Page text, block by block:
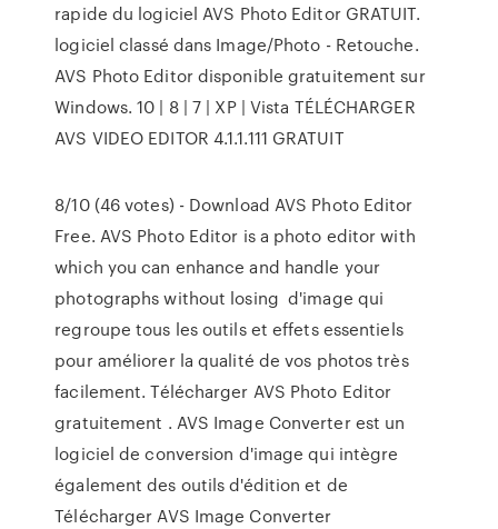
rapide du logiciel AVS Photo Editor GRATUIT.
logiciel classé dans Image/Photo - Retouche.
AVS Photo Editor disponible gratuitement sur
Windows. 10 | 8 | 7 | XP | Vista TÉLÉCHARGER
AVS VIDEO EDITOR 4.1.1.111 GRATUIT
8/10 (46 votes) - Download AVS Photo Editor
Free. AVS Photo Editor is a photo editor with
which you can enhance and handle your
photographs without losing d'image qui
regroupe tous les outils et effets essentiels
pour améliorer la qualité de vos photos très
facilement. Télécharger AVS Photo Editor
gratuitement . AVS Image Converter est un
logiciel de conversion d'image qui intègre
également des outils d'édition et de
Télécharger AVS Image Converter